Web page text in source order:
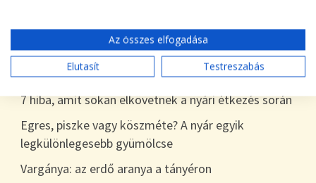
desszert
Tökszezon: sokoldalú alapanyagok a nyártól
egészen télig
7 hiba, amit sokan elkövetnek a nyári étkezés során
Egres, piszke vagy köszméte? A nyár egyik
legkülönlegesebb gyümölcse
Vargánya: az erdő aranya a tányéron
Az összes elfogadása
Elutasít
Testreszabás